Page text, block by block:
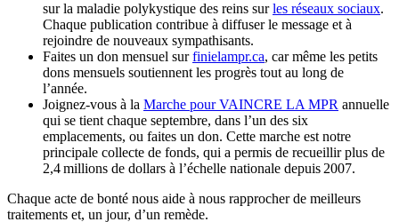
sur la maladie polykystique des reins surles réseaux sociaux.
Chaque publication contribue à diffuser le message et à
rejoindre de nouveaux sympathisants.
Faites un don mensuel surfinielampr.ca, car même les petits
dons mensuels soutiennent les progrès tout au long de
l’année.
Joignez-vous à la Marche pour VAINCRE LA MPR annuelle
qui se tient chaque septembre, dans l’un des six
emplacements, ou faites un don. Cette marche est notre
principale collecte de fonds, qui a permis de recueillir plus de
2,4 millions de dollars à l’échelle nationale depuis 2007.
Chaque acte de bonté nous aide à nous rapprocher de meilleurs
traitements et, un jour, d’un remède.